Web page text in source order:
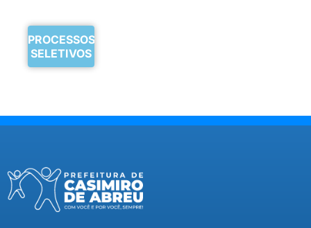
PROCESSOS
SELETIVOS